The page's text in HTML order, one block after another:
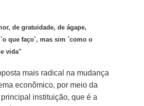
de gratuidade, de ágape,
que faço`, mas sim `como o
vida"
mais radical na mudança
econômico, por meio da
instituição, que é a